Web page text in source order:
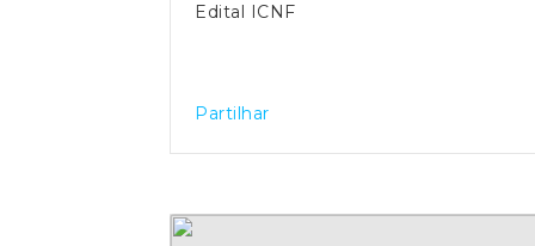
Edital ICNF
Partilhar